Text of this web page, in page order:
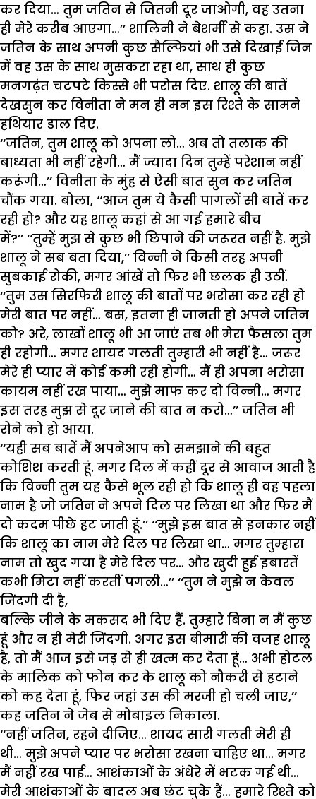
कर दिया… तुम जतिन से जितनी दूर जाओगी, वह उतना
ही मेरे करीब आएगा…’’ शालिनी ने बेशर्मी से कहा. उस ने
जतिन के साथ अपनी कुछ सैल्फियां भी उसे दिखाईं जिन
में वह उस के साथ मुसकरा रहा था, साथ ही कुछ
मनगढ़ंत चटपटे किस्से भी परोस दिए. शालू की बातें
देखसुन कर विनीता ने मन ही मन इस रिश्ते के सामने
हथियार डाल दिए.
‘‘जतिन, तुम शालू को अपना लो… अब तो तलाक की
बाध्यता भी नहीं रहेगी… मैं ज्यादा दिन तुम्हें परेशान नहीं
करूंगी…’’ विनीता के मुंह से ऐसी बात सुन कर जतिन
चौंक गया. बोला, ‘‘आज तुम ये कैसी पागलों सी बातें कर
रही हो? और यह शालू कहां से आ गई हमारे बीच
में?’’ ‘‘तुम्हें मुझ से कुछ भी छिपाने की जरूरत नहीं है. मुझे
शालू ने सब बता दिया,’’ विन्नी ने किसी तरह अपनी
सुबकाई रोकी, मगर आंखें तो फिर भी छलक ही उठीं.
‘‘तुम उस सिरफिरी शालू की बातों पर भरोसा कर रही हो
मेरी बात पर नहीं… बस, इतना ही जानती हो अपने जतिन
को? अरे, लाखों शालू भी आ जाएं तब भी मेरा फैसला तुम
ही रहोगी… मगर शायद गलती तुम्हारी भी नहीं है… जरूर
मेरे ही प्यार में कोई कमी रही होगी… मैं ही अपना भरोसा
कायम नहीं रख पाया… मुझे माफ कर दो विन्नी… मगर
इस तरह मुझ से दूर जाने की बात न करो…’’ जतिन भी
रोने को हो आया.
‘‘यही सब बातें मैं अपनेआप को समझाने की बहुत
कोशिश करती हूं. मगर दिल में कहीं दूर से आवाज आती है
कि विन्नी तुम यह कैसे भूल रही हो कि शालू ही वह पहला
नाम है जो जतिन ने अपने दिल पर लिखा था और फिर मैं
दो कदम पीछे हट जाती हूं.’’ ‘‘मुझे इस बात से इनकार नहीं
कि शालू का नाम मेरे दिल पर लिखा था… मगर तुम्हारा
नाम तो खुद गया है मेरे दिल पर… और खुदी हुई इबारतें
कभी मिटा नहीं करतीं पगली…’’ ‘‘तुम ने मुझे न केवल
जिंदगी दी है,
बल्कि जीने के मकसद भी दिए हैं. तुम्हारे बिना न मैं कुछ
हूं और न ही मेरी जिंदगी. अगर इस बीमारी की वजह शालू
है, तो मैं आज इसे जड़ से ही खत्म कर देता हूं… अभी होटल
के मालिक को फोन कर के शालू को नौकरी से हटाने
को कह देता हूं, फिर जहां उस की मरजी हो चली जाए,’’
कह जतिन ने जेब से मोबाइल निकाला.
‘‘नहीं जतिन, रहने दीजिए… शायद सारी गलती मेरी ही
थी… मुझे अपने प्यार पर भरोसा रखना चाहिए था… मगर
मैं नहीं रख पाई… आशंकाओं के अंधेरे में भटक गई थी…
मेरी आशंकाओं के बादल अब छंट चुके हैं… हमारे रिश्ते को